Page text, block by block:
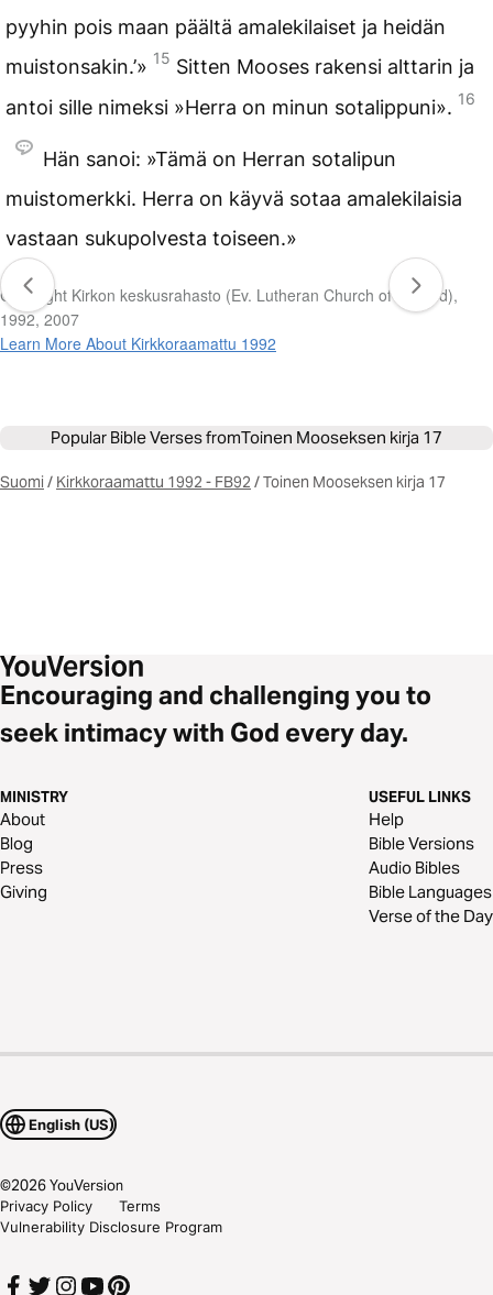
pyyhin pois maan päältä amalekilaiset ja heidän
muistonsakin.’» 15 Sitten Mooses rakensi alttarin ja
antoi sille nimeksi »Herra on minun sotalippuni». 16
Hän sanoi: »Tämä on Herran sotalipun
muistomerkki. Herra on käyvä sotaa amalekilaisia
vastaan sukupolvesta toiseen.»
Copyright Kirkon keskusrahasto (Ev. Lutheran Church of Finland),
1992, 2007
Learn More About Kirkkoraamattu 1992
Popular Bible Verses fromToinen Mooseksen kirja 17
Suomi / Kirkkoraamattu 1992 - FB92 /Toinen Mooseksen kirja 17
Encouraging and challenging you to
seek intimacy with God every day.
MINISTRY
About
Blog
Press
Giving
USEFUL LINKS
Help
Bible Versions
Audio Bibles
Bible Languages
Verse of the Day
English (US)
©2026YouVersion
Privacy Policy
Terms
Vulnerability Disclosure Program